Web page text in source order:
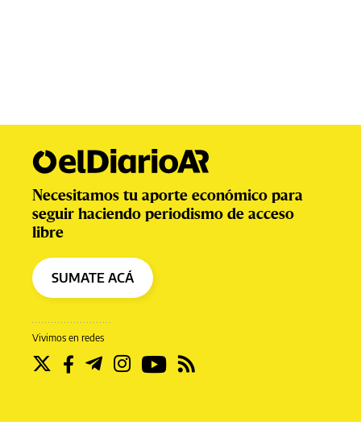
Vivimos en redes
Necesitamos tu aporte económico para
seguir haciendo periodismo de acceso
libre
SUMATE ACÁ